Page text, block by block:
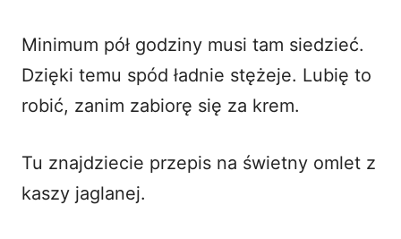
Minimum pół godziny musi tam siedzieć.
Dzięki temu spód ładnie stężeje. Lubię to
robić, zanim zabiorę się za krem.
Tu znajdziecie przepis na świetny omlet z
kaszy jaglanej.